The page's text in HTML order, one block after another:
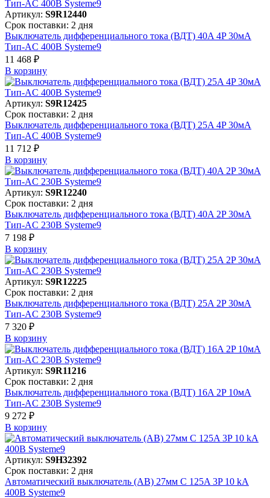
Артикул: S9R12440
Срок поставки: 2 дня
Выключатель дифференциального тока (ВДТ) 40A 4P 30мА
Тип-AC 400В Systeme9
11 468 ₽
В корзинy
Артикул: S9R12425
Срок поставки: 2 дня
Выключатель дифференциального тока (ВДТ) 25A 4P 30мА
Тип-AC 400В Systeme9
11 712 ₽
В корзинy
Артикул: S9R12240
Срок поставки: 2 дня
Выключатель дифференциального тока (ВДТ) 40A 2P 30мА
Тип-AC 230В Systeme9
7 198 ₽
В корзинy
Артикул: S9R12225
Срок поставки: 2 дня
Выключатель дифференциального тока (ВДТ) 25A 2P 30мА
Тип-AC 230В Systeme9
7 320 ₽
В корзинy
Артикул: S9R11216
Срок поставки: 2 дня
Выключатель дифференциального тока (ВДТ) 16A 2P 10мА
Тип-AC 230В Systeme9
9 272 ₽
В корзинy
Артикул: S9H32392
Срок поставки: 2 дня
Автоматический выключатель (АВ) 27мм C 125A 3P 10 kA
400В Systeme9